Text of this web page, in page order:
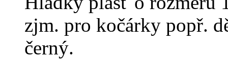
zjm. pro kočárky popř.
černý.